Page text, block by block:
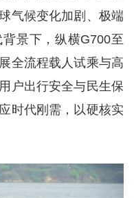
气候变化加剧、极端
景下，纵横G700至
全流程载人试乘与高
户出行安全与民生保
时代刚需，以硬核实